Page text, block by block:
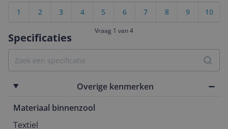
Specificaties
Overige kenmerken
Materiaal binnenzool
Textiel
10
9
8
7
6
5
4
3
2
1
Vraag 1 van 4